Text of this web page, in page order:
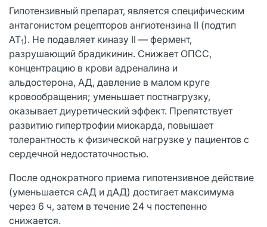
Гипотензивный препарат, является специфическим
антагонистом рецепторов ангиотензина II (подтип
АТ1). Не подавляет киназу II — фермент,
разрушающий брадикинин. Снижает ОПСС,
концентрацию в крови адреналина и
альдостерона, АД, давление в малом круге
кровообращения; уменьшает постнагрузку,
оказывает диуретический эффект. Препятствует
развитию гипертрофии миокарда, повышает
толерантность к физической нагрузке у пациентов с
сердечной недостаточностью.
После однократного приема гипотензивное действие
(уменьшается сАД и дАД) достигает максимума
через 6 ч, затем в течение 24 ч постепенно
снижается.